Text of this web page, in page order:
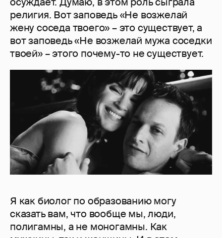
религия. Вот заповедь «Не возжелай
жену соседа твоего» – это существует, а
вот заповедь «Не возжелай мужа соседки
твоей» – этого почему-то не существует.
Я как биолог по образованию могу
сказать вам, что вообще мы, люди,
полигамны, а не моногамны. Как